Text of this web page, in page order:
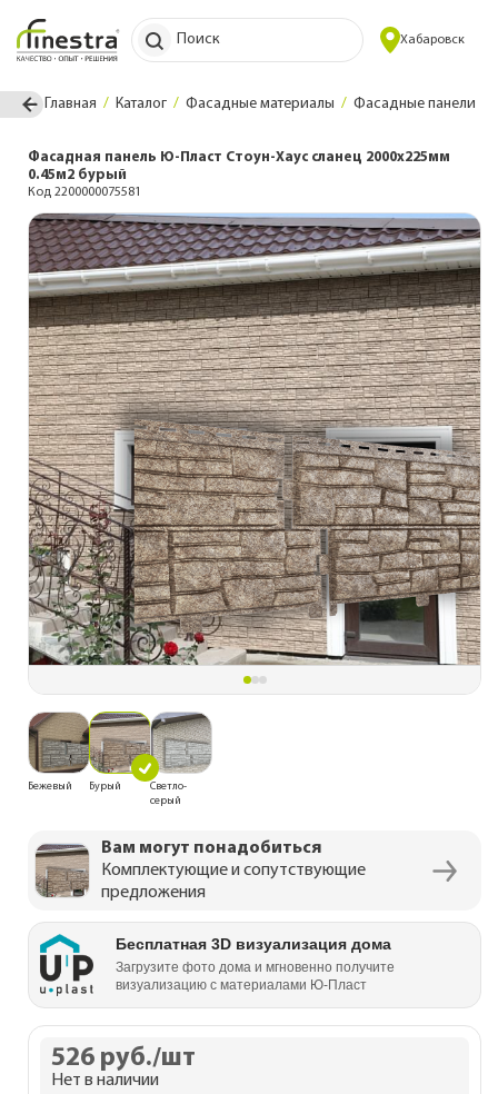
Поиск Хабаровск
Главная Каталог Фасадные материалы Фасадные панели
Фасадная панель Ю-Пласт Стоун-Хаус сланец 2000х225мм
0.45м2 бурый
Код 2200000075581
Бежевый Бурый
Светло-
серый
Вам могут понадобиться
Комплектующие и сопутствующие
предложения
Бесплатная 3D визуализация дома
Загрузите фото дома и мгновенно получите
визуализацию с материалами Ю‑Пласт
526 руб./шт
Нет в наличии